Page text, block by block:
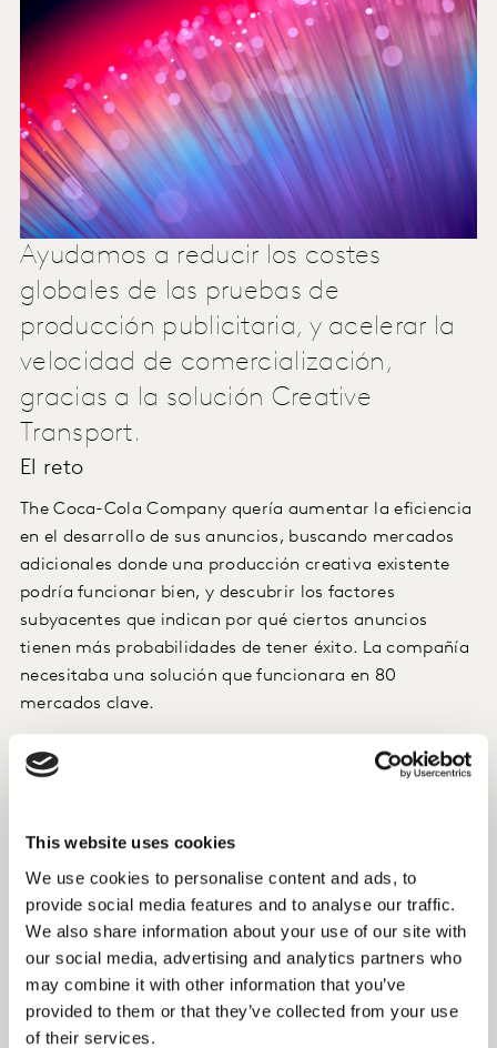
This website uses cookies
We use cookies to personalise content and ads, to
provide social media features and to analyse our traffic.
We also share information about your use of our site with
our social media, advertising and analytics partners who
may combine it with other information that you’ve
provided to them or that they’ve collected from your use
of their services.
Ayudamos a reducir los costes
globales de las pruebas de
producción publicitaria, y acelerar la
velocidad de comercialización,
gracias a la solución Creative
Transport.
El reto
The Coca-Cola Company quería aumentar la eficiencia
en el desarrollo de sus anuncios, buscando mercados
adicionales donde una producción creativa existente
podría funcionar bien, y descubrir los factores
subyacentes que indican por qué ciertos anuncios
tienen más probabilidades de tener éxito. La compañía
necesitaba una solución que funcionara en 80
mercados clave.
La estrategia
la producción creativa de Coca-Cola TV, y en otros
evaluados por Link, la solución de pre-test de
publicidad de Kantar.
El insight
Kantar logró predecir el rendimiento creativo en los